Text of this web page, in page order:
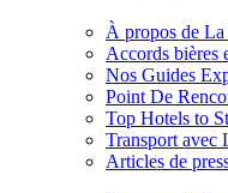
À propos de
Accords bières
Nos Guides
Point De
Top Hotels to
Transport avec
Articles de